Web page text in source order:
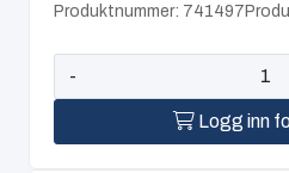
Produktnummer: 741497
-
Logg inn